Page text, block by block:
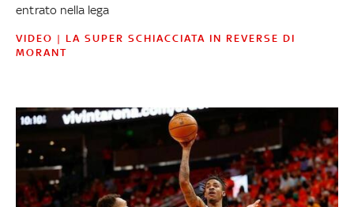
entrato nella lega
VIDEO | LA SUPER SCHIACCIATA IN REVERSE DI
MORANT